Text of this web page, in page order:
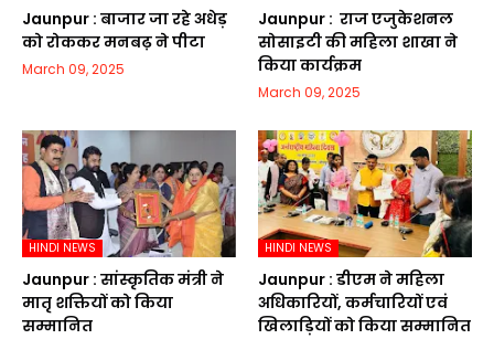
Jaunpur :​ बाजार जा रहे अधेड़
को रोककर मनबढ़ ने पीटा
March 09, 2025
Jaunpur : ​ ​राज एजुकेशनल
सोसाइटी की महिला शाखा ने
किया कार्यक्रम
March 09, 2025
HINDI NEWS
Jaunpur :​ सांस्कृतिक मंत्री ने
मातृ शक्तियों को किया
सम्मानित
HINDI NEWS
Jaunpur :​ डीएम ने महिला
अधिकारियों, कर्मचारियों एवं
खिलाड़ियों को किया सम्मानित